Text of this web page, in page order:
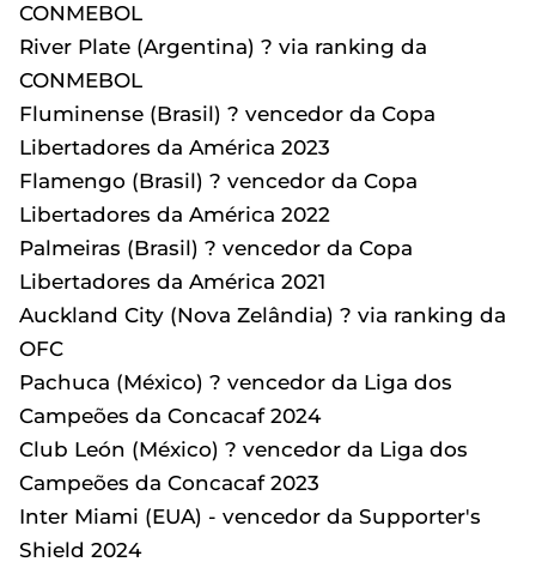
CONMEBOL
River Plate (Argentina) ? via ranking da
CONMEBOL
Fluminense (Brasil) ? vencedor da Copa
Libertadores da América 2023
Flamengo (Brasil) ? vencedor da Copa
Libertadores da América 2022
Palmeiras (Brasil) ? vencedor da Copa
Libertadores da América 2021
Auckland City (Nova Zelândia) ? via ranking da
OFC
Pachuca (México) ? vencedor da Liga dos
Campeões da Concacaf 2024
Club León (México) ? vencedor da Liga dos
Campeões da Concacaf 2023
Inter Miami (EUA) - vencedor da Supporter's
Shield 2024